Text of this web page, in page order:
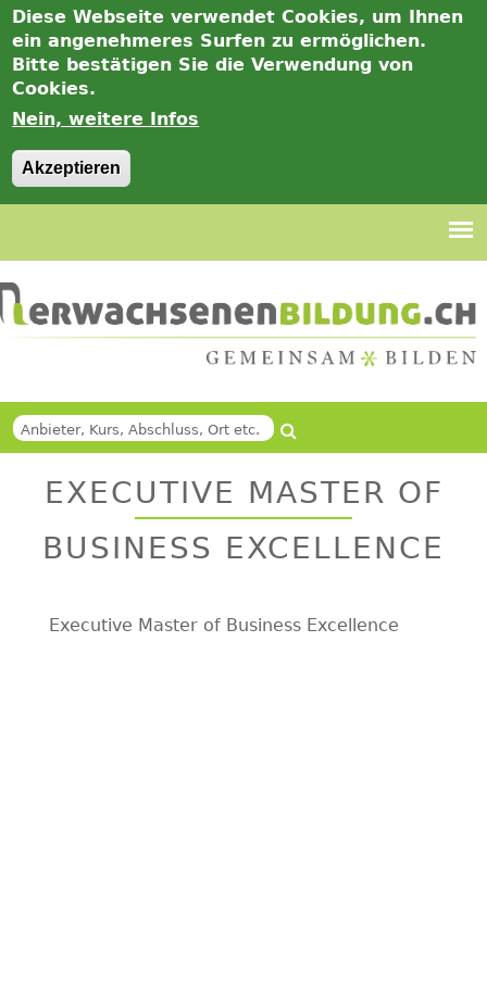
Diese Webseite verwendet Cookies, um Ihnen
ein angenehmeres Surfen zu ermöglichen.
Bitte bestätigen Sie die Verwendung von
Cookies.
Nein, weitere Infos
Akzeptieren
Suche
Back
topEXECUTIVE MASTER OF
BUSINESS EXCELLENCE
Executive Master of Business Excellence